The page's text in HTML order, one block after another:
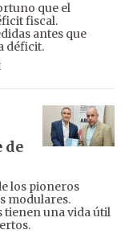
que el
fiscal.
antes que
déficit.
de
los pioneros
modulares.
tienen una vida útil